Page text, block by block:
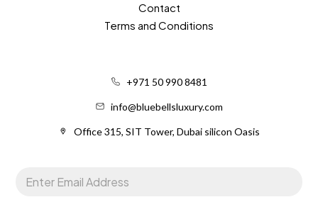
Contact
Terms and Conditions
+971 50 990 8481
info@bluebellsluxury.com
Office 315, SIT Tower, Dubai silicon Oasis